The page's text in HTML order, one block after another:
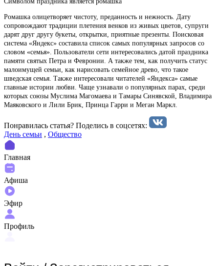
Ромашка олицетворяет чистоту, преданность и нежность. Дату
сопровождают традиции плетения венков из живых цветов, супруги
дарят друг другу букеты, открытки, приятные презенты. Поисковая
система «Яндекс» составила список самых популярных запросов со
словом «семья». Пользователи сети интересовались датой праздника
памяти святых Петра и Февронии. А также тем, как получить статус
малоимущей семьи, как нарисовать семейное древо, что такое
шведская семья. Также интересовали читателей «Яндекса» самые
главные истории любви. Чаще узнавали о популярных парах, среди
которых союзы Муслима Магомаева и Тамары Синявской, Владимира
Маяковского и Лили Брик, Принца Гарри и Меган Маркл.
Понравилась статья? Поделиcь в соцсетях:
День семьи , Общество
Главная
Афиша
Эфир
Профиль